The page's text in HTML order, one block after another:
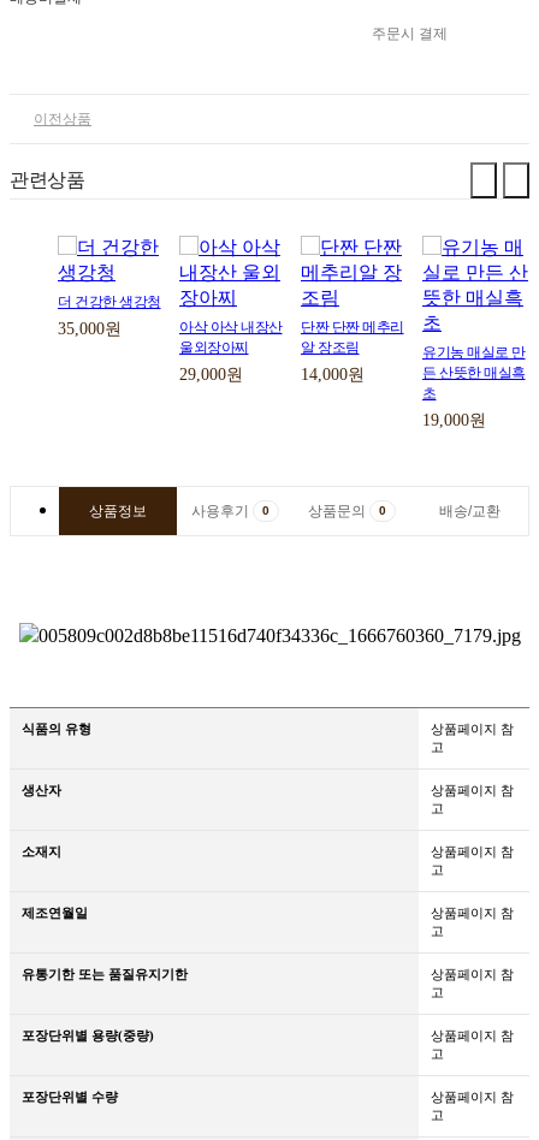
주문시 결제
이전상품
관련상품
더 건강한 생강청
35,000원
아삭 아삭 내장산
울외장아찌
29,000원
단짠 단짠 메추리
알 장조림
14,000원
유기농 매실로 만
든 산뜻한 매실흑
초
19,000원
상품정보 사용후기 0 상품문의 0 배송/교환
식품의 유형
상품페이지 참
고
생산자
상품페이지 참
고
소재지
상품페이지 참
고
제조연월일
상품페이지 참
고
유통기한 또는 품질유지기한
상품페이지 참
고
포장단위별 용량(중량)
상품페이지 참
고
포장단위별 수량
상품페이지 참
고